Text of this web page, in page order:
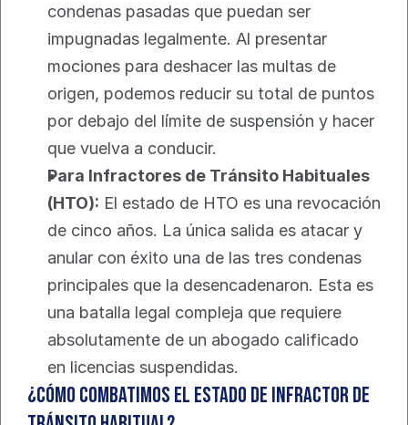
condenas pasadas que puedan ser
impugnadas legalmente. Al presentar
mociones para deshacer las multas de
origen, podemos reducir su total de puntos
por debajo del límite de suspensión y hacer
que vuelva a conducir.
Para Infractores de Tránsito Habituales
(HTO): El estado de HTO es una revocación
de cinco años. La única salida es atacar y
anular con éxito una de las tres condenas
principales que la desencadenaron. Esta es
una batalla legal compleja que requiere
absolutamente de un abogado calificado
en licencias suspendidas.
¿Cómo combatimos el estado de Infractor de